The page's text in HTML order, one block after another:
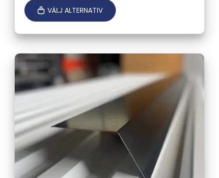
till
187,50 kr
VÄLJ ALTERNATIV